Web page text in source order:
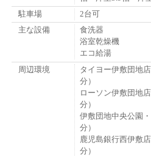
駐車場
2台可
主な設備
食洗器
浴室乾燥機
エコ給湯
周辺環境
タイヨー伊敷団地
分）
ローソン伊敷団地
分）
伊敷団地中央公園
分）
鹿児島銀行西伊敷
分）